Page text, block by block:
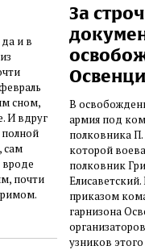
и в
сном,
И вдруг
сам
вроде
почти
За
В
армия под
полковника П.
которой
полковник
приказом
гарнизона
узников этого